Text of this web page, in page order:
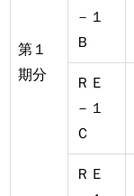
第１
期分
－１
Ｂ
ＲＥ
－１
Ｃ
ＲＥ